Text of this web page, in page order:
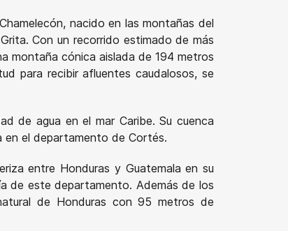
nacido en las montañas del
Con un recorrido estimado de más
montaña cónica aislada de 194 metros
para recibir afluentes caudalosos, se
de agua en el mar Caribe. Su cuenca
en el departamento de Cortés.
entre Honduras y Guatemala en su
de este departamento. Además de los
de Honduras con 95 metros de